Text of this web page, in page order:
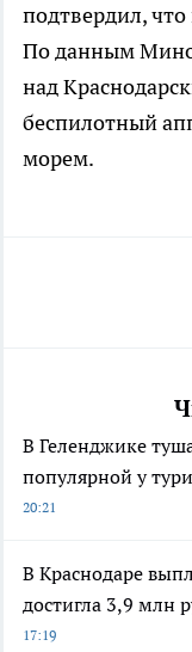
подтвердил,
По данным
над
беспилотный
морем.
В Геленджике
популярной у
20:21
В Краснодаре
достигла 3,9 млн
17:19